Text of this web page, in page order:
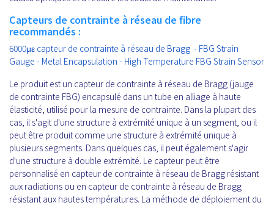
Capteurs de contrainte à réseau de fibre
recommandés :
6000με capteur de contrainte à réseau de Bragg - FBG Strain
Gauge - Metal Encapsulation - High Temperature FBG Strain Sensor
Le produit est un capteur de contrainte à réseau de Bragg (jauge
de contrainte FBG) encapsulé dans un tube en alliage à haute
élasticité, utilisé pour la mesure de contrainte. Dans la plupart des
cas, il s'agit d'une structure à extrémité unique à un segment, ou il
peut être produit comme une structure à extrémité unique à
plusieurs segments. Dans quelques cas, il peut également s'agir
d'une structure à double extrémité. Le capteur peut être
personnalisé en capteur de contrainte à réseau de Bragg résistant
aux radiations ou en capteur de contrainte à réseau de Bragg
résistant aux hautes températures. La méthode de déploiement du